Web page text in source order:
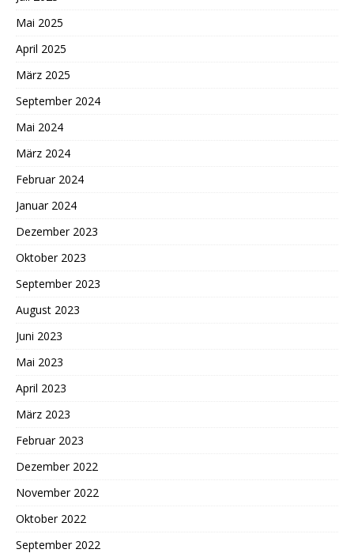
Mai 2025
April 2025
März 2025
September 2024
Mai 2024
März 2024
Februar 2024
Januar 2024
Dezember 2023
Oktober 2023
September 2023
August 2023
Juni 2023
Mai 2023
April 2023
März 2023
Februar 2023
Dezember 2022
November 2022
Oktober 2022
September 2022